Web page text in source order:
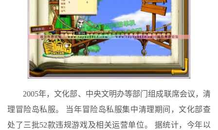
2005年，文化部、中央文明办等部门组成联席会议，清
理冒险岛私服。 当年冒险岛私服集中清理期间，文化部查
处了三批52款违规游戏及相关运营单位。 据统计，今年以